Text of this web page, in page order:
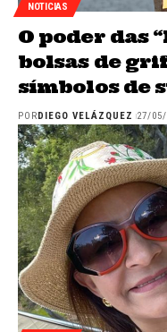
NOTICIAS
O poder das
bolsas de
símbolos de
PORDIEGO VELÁZQUEZ 27/05/